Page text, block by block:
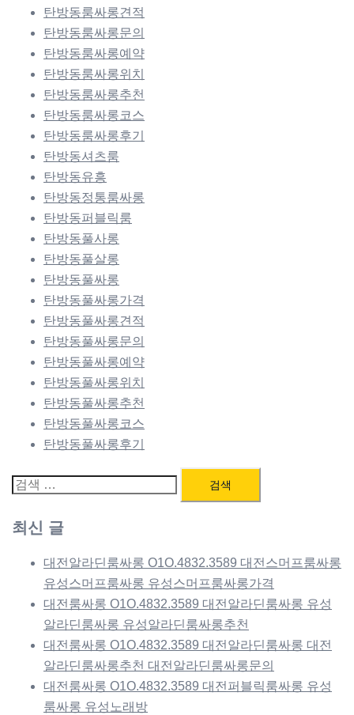
탄방동룸싸롱견적
탄방동룸싸롱문의
탄방동룸싸롱예약
탄방동룸싸롱위치
탄방동룸싸롱추천
탄방동룸싸롱코스
탄방동룸싸롱후기
탄방동셔츠룸
탄방동유흥
탄방동정통룸싸롱
탄방동퍼블릭룸
탄방동풀사롱
탄방동풀살롱
탄방동풀싸롱
탄방동풀싸롱가격
탄방동풀싸롱견적
탄방동풀싸롱문의
탄방동풀싸롱예약
탄방동풀싸롱위치
탄방동풀싸롱추천
탄방동풀싸롱코스
탄방동풀싸롱후기
검
최신 글
대전알라딘룸싸롱 O1O.4832.3589 대전스머프룸싸롱
유성스머프룸싸롱 유성스머프룸싸롱가격
대전룸싸롱 O1O.4832.3589 대전알라딘룸싸롱 유성
알라딘룸싸롱 유성알라딘룸싸롱추천
대전룸싸롱 O1O.4832.3589 대전알라딘룸싸롱 대전
알라딘룸싸롱추천 대전알라딘룸싸롱문의
대전룸싸롱 O1O.4832.3589 대전퍼블릭룸싸롱 유성
룸싸롱 유성노래방